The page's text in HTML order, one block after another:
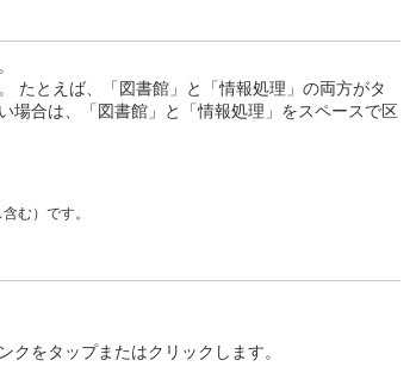
たとえば、「図書館」と「情報処理」の両方がタ
場合は、「図書館」と「情報処理」をスペースで区
む）です。
をタップまたはクリックします。